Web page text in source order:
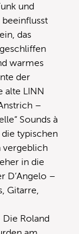
und
das
warmes
der
alte LINN
–
Sounds à
typischen
vergeblich
in die
D’Angelo –
Gitarre,
Die Roland